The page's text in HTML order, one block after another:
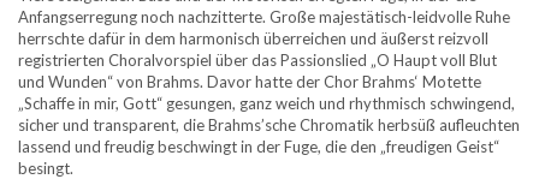
Anfangserregung noch nachzitterte. Große majestätisch-leidvolle Ruhe
herrschte dafür in dem harmonisch überreichen und äußerst reizvoll
registrierten Choralvorspiel über das Passionslied „O Haupt voll Blut
und Wunden“ von Brahms. Davor hatte der Chor Brahms‘ Motette
„Schaffe in mir, Gott“ gesungen, ganz weich und rhythmisch schwingend,
sicher und transparent, die Brahms’sche Chromatik herbsüß aufleuchten
lassend und freudig beschwingt in der Fuge, die den „freudigen Geist“
besingt.